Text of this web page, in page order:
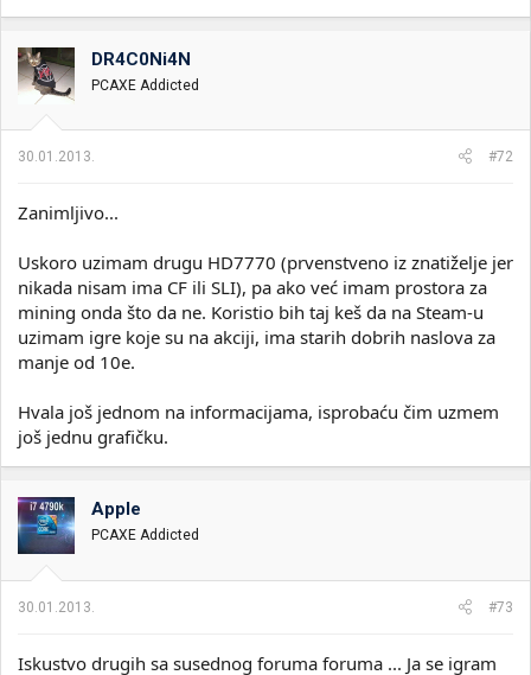
DR4C0Ni4N
PCAXE Addicted
30.01.2013. #72
Zanimljivo...
Uskoro uzimam drugu HD7770 (prvenstveno iz znatiželje jer
nikada nisam ima CF ili SLI), pa ako već imam prostora za
mining onda što da ne. Koristio bih taj keš da na Steam-u
uzimam igre koje su na akciji, ima starih dobrih naslova za
manje od 10e.
Hvala još jednom na informacijama, isprobaću čim uzmem
još jednu grafičku.
Apple
PCAXE Addicted
30.01.2013. #73
Iskustvo drugih sa susednog foruma foruma ... Ja se igram